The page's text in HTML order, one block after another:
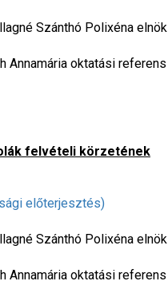
Szánthó Polixéna elnök
Annamária oktatási referens
felvételi körzetének
előterjesztés)
Szánthó Polixéna elnök
Annamária oktatási referens